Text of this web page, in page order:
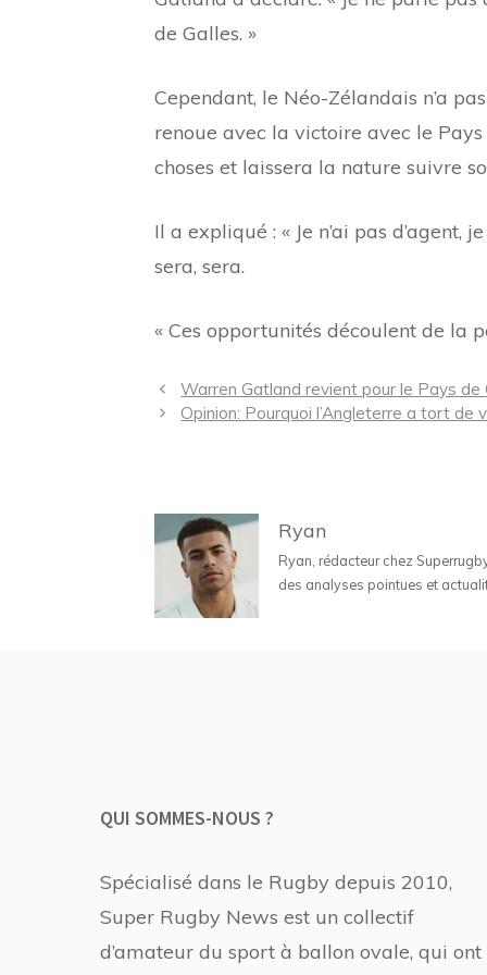
de Galles. »
Cependant, le Néo-Zélandais n’a
renoue avec la victoire avec le
choses et laissera la nature suivre
Il a expliqué : « Je n’ai pas d’agent,
sera, sera.
« Ces opportunités découlent de la
Navigation
des
Warren Gatland revient pour le Pays
Opinion: Pourquoi l’Angleterre a tort de
Ryan
Ryan, rédacteur chez
des analyses pointues et
QUI SOMMES-NOUS ?
Spécialisé dans le Rugby depuis 2010,
Super Rugby News est un collectif
d’amateur du sport à ballon ovale, qui ont